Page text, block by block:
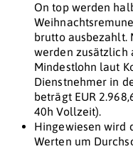
On top werden
brutto ausbezahlt.
werden zusätzlich
Mindestlohn laut
Dienstnehmer in
beträgt EUR
40h Vollzeit).
Hingewiesen wird
Werten um